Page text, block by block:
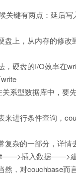
键有两点：延后
上，从内存的修
，硬盘的I/O效率在
系型数据库中，要
进行条件查询，
杂的一部分，详情
插入数据——>
，对couchbase而